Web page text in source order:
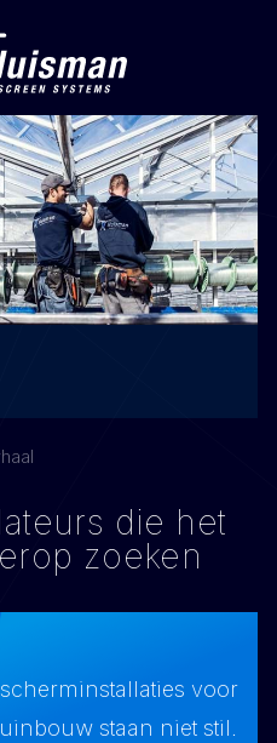
die het
zoeken
voor
staan niet stil.